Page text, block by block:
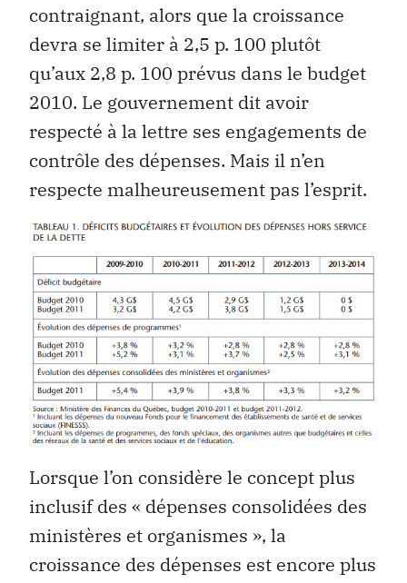
contraignant, alors que la croissance
devra se limiter à 2,5 p. 100 plutôt
qu’aux 2,8 p. 100 prévus dans le budget
2010. Le gouvernement dit avoir
respecté à la lettre ses engagements de
contrôle des dépenses. Mais il n’en
respecte malheureusement pas l’esprit.
Lorsque l’on considère le concept plus
inclusif des « dépenses consolidées des
ministères et organismes », la
croissance des dépenses est encore plus